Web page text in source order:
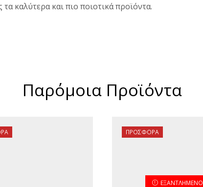
τα καλύτερα και πιο ποιοτικά προϊόντα.
Παρόμοια Προϊόντα
ΠΡΟΣΦΟΡΆ
ΕΞΑΝΤΛΗΜΈΝΟ